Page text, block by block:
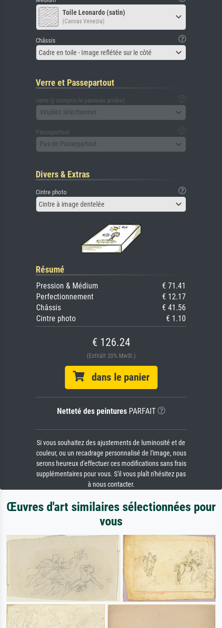
Toile Leonardo (satin)
(Canvas Venezia)
Châssis
Cadre en toile - Image reflétée sur le côté
Verre et Passepartout
verre (y compris le panneau arrière)
Veuillez sélectionner
Passepartout
Pas de Passepartout
Divers & Extras
Cintre photo
Cintre à image dentelée
Résumé
Pression & Médium
€ 71.41
Perfectionnement
€ 12.17
Châssis
€ 41.56
Cintre photo
€ 1.10
€ 126.24
(Enthält 20% MwSt.)
dans le panier
Netteté des peinturesPARFAIT
Si vous souhaitez des ajustements de luminosité et de
couleur, ou un recadrage personnalisé de l'image, nous
serons heureux d'effectuer ces modifications sans frais
supplémentaires pour vous. S'il vous plaît n'hésitez pas
à nous contacter.
Œuvres d'art similaires sélectionnées pour
vous